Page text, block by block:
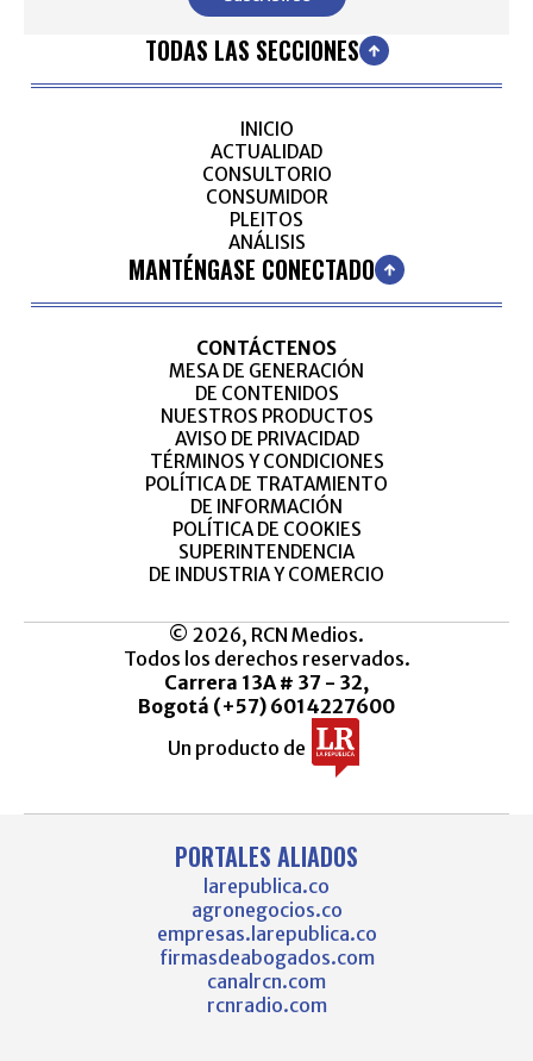
TODAS LAS SECCIONES
INICIO
ACTUALIDAD
CONSULTORIO
CONSUMIDOR
PLEITOS
ANÁLISIS
MANTÉNGASE CONECTADO
CONTÁCTENOS
MESA DE GENERACIÓN
DE CONTENIDOS
NUESTROS PRODUCTOS
AVISO DE PRIVACIDAD
TÉRMINOS Y CONDICIONES
POLÍTICA DE TRATAMIENTO
DE INFORMACIÓN
POLÍTICA DE COOKIES
SUPERINTENDENCIA
DE INDUSTRIA Y COMERCIO
© 2026, RCN Medios.
Todos los derechos reservados.
Carrera 13A # 37 - 32,
Bogotá (+57) 6014227600
Un producto de
PORTALES ALIADOS
larepublica.co
agronegocios.co
empresas.larepublica.co
firmasdeabogados.com
canalrcn.com
rcnradio.com